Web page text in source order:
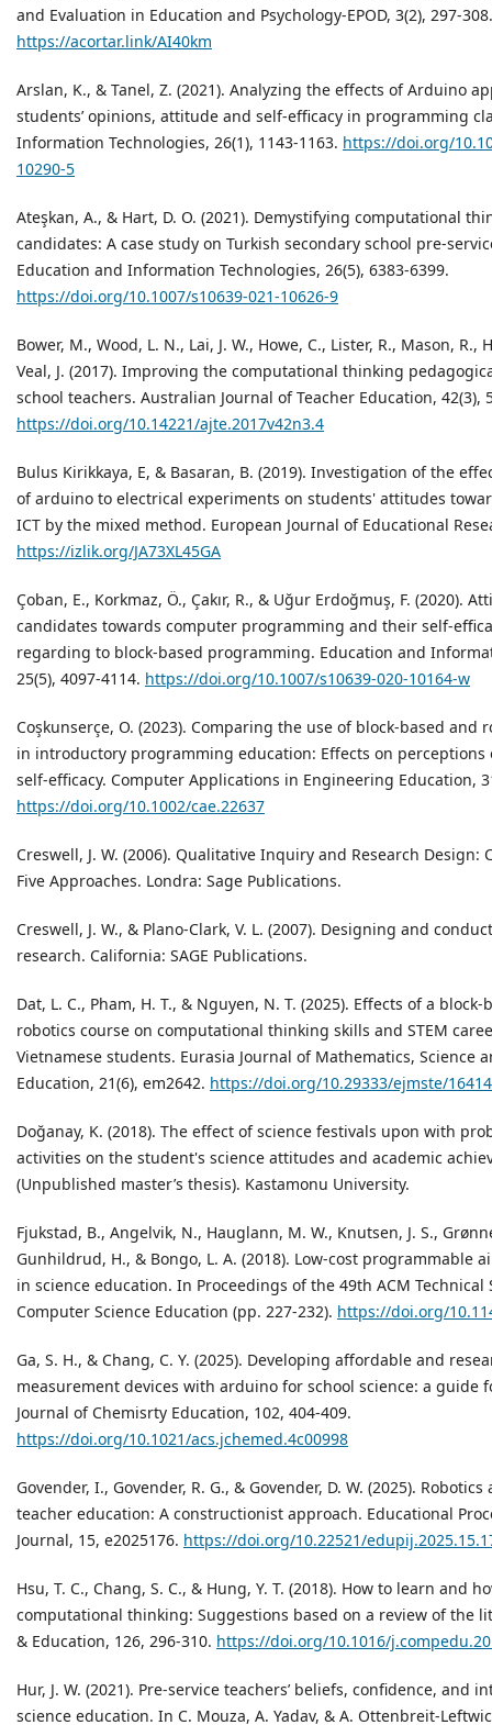
and Evaluation in Education and Psychology-EPOD, 3(2), 297-308.
https://acortar.link/AI40km
Arslan, K., & Tanel, Z. (2021). Analyzing the effects of Arduino
students’ opinions, attitude and self-efficacy in programming
Information Technologies, 26(1), 1143-1163. https://doi.org/
10290-5
Ateşkan, A., & Hart, D. O. (2021). Demystifying computational
candidates: A case study on Turkish secondary school pre-
Education and Information Technologies, 26(5), 6383-6399.
https://doi.org/10.1007/s10639-021-10626-9
Bower, M., Wood, L. N., Lai, J. W., Howe, C., Lister, R., Mason, R.,
Veal, J. (2017). Improving the computational thinking
school teachers. Australian Journal of Teacher Education, 42(3),
https://doi.org/10.14221/ajte.2017v42n3.4
Bulus Kirikkaya, E, & Basaran, B. (2019). Investigation of the
of arduino to electrical experiments on students' attitudes
ICT by the mixed method. European Journal of Educational
https://izlik.org/JA73XL45GA
Çoban, E., Korkmaz, Ö., Çakır, R., & Uğur Erdoğmuş, F. (2020).
candidates towards computer programming and their self-
regarding to block-based programming. Education and
25(5), 4097-4114. https://doi.org/10.1007/s10639-020-10164-w
Coşkunserçe, O. (2023). Comparing the use of block‐based
in introductory programming education: Effects on
self‐efficacy. Computer Applications in Engineering Education,
https://doi.org/10.1002/cae.22637
Creswell, J. W. (2006). Qualitative Inquiry and Research Design:
Five Approaches. Londra: Sage Publications.
Creswell, J. W., & Plano-Clark, V. L. (2007). Designing and
research. California: SAGE Publications.
Dat, L. C., Pham, H. T., & Nguyen, N. T. (2025). Effects of a
robotics course on computational thinking skills and STEM
Vietnamese students. Eurasia Journal of Mathematics, Science
Education, 21(6), em2642. https://doi.org/10.29333/ejmste/16414
Doğanay, K. (2018). The effect of science festivals upon with
activities on the student's science attitudes and academic
(Unpublished master’s thesis). Kastamonu University.
Fjukstad, B., Angelvik, N., Hauglann, M. W., Knutsen, J. S.,
Gunhildrud, H., & Bongo, L. A. (2018). Low-cost programmable
in science education. In Proceedings of the 49th ACM Technical
Computer Science Education (pp. 227-232). https://doi.org/
Ga, S. H., & Chang, C. Y. (2025). Developing affordable and
measurement devices with arduino for school science: a guide
Journal of Chemisrty Education, 102, 404-409.
https://doi.org/10.1021/acs.jchemed.4c00998
Govender, I., Govender, R. G., & Govender, D. W. (2025).
teacher education: A constructionist approach. Educational
Journal, 15, e2025176. https://doi.org/10.22521/
Hsu, T. C., Chang, S. C., & Hung, Y. T. (2018). How to learn and
computational thinking: Suggestions based on a review of the
& Education, 126, 296-310. https://doi.org/10.1016/
Hur, J. W. (2021). Pre-service teachers’ beliefs, confidence, and
science education. In C. Mouza, A. Yadav, & A. Ottenbreit-